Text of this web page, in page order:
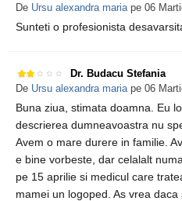
De Ursu alexandra mariape 06
Sunteti o profesionista
Dr. Budacu Stefania
De Ursu alexandra mariape 06
Buna ziua, stimata doamna. Eu
descrierea dumneavoastra nu
Avem o mare durere in familie.
e bine vorbeste, dar celalalt
pe 15 aprilie si medicul care
mamei un logoped. As vrea